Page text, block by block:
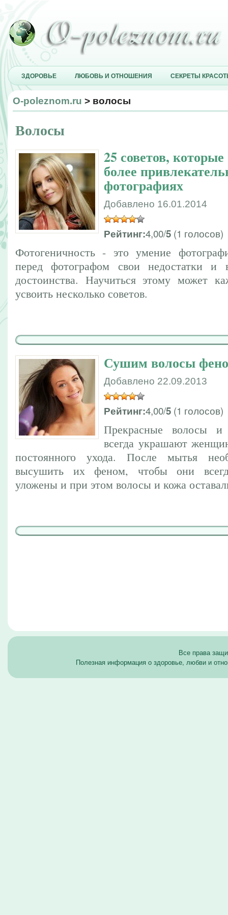
ЗДОРОВЬЕ ЛЮБОВЬ И ОТНОШЕНИЯ СЕКРЕТЫ
O-poleznom.ru > волосы
Волосы
25 советов,
более
фотографиях
Добавлено 16.01.2014
Рейтинг:4,00/5 (1 голосов)
Фотогеничность - это умение
перед фотографом свои недостатки и
достоинства. Научиться этому может
усвоить несколько советов.
Сушим волосы
Добавлено 22.09.2013
Рейтинг:4,00/5 (1 голосов)
Прекрасные волосы и
всегда украшают
постоянного ухода. После мытья
высушить их феном, чтобы они
уложены и при этом волосы и кожа
Все права
Полезная информация о здоровье, любви и